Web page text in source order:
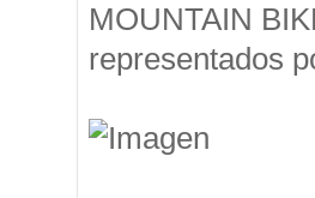
MOUNTAIN
representados